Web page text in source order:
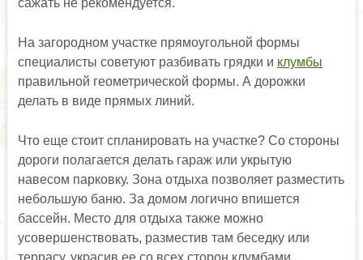
сажать не рекомендуется.
На загородном участке прямоугольной формы
специалисты советуют разбивать грядки и клумбы
правильной геометрической формы. А дорожки
делать в виде прямых линий.
Что еще стоит спланировать на участке? Со стороны
дороги полагается делать гараж или укрытую
навесом парковку. Зона отдыха позволяет разместить
небольшую баню. За домом логично впишется
бассейн. Место для отдыха также можно
усовершенствовать, разместив там беседку или
террасу, украсив ее со всех сторон клумбами.